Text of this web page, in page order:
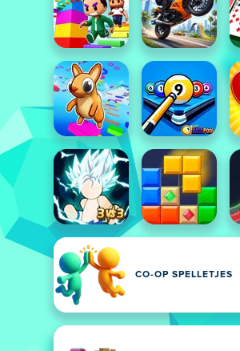
CO-OP SPELLETJES